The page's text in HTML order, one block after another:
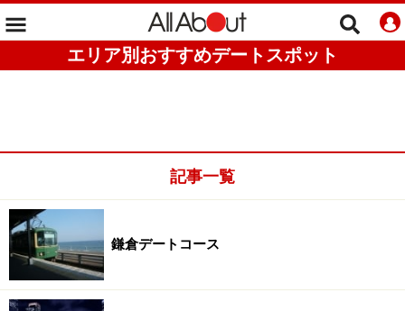
エリア別おすすめデートスポット
記事一覧
鎌倉デートコース